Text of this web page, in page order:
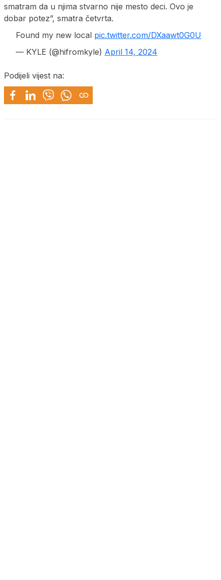
smatram da u njima stvarno nije mesto deci. Ovo je
dobar potez”, smatra četvrta.
Found my new local pic.twitter.com/DXaawt0G0U
— KYLE (@hifromkyle) April 14, 2024
Podijeli vijest na: